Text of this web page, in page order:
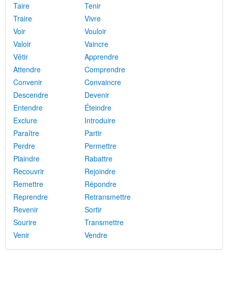
Taire
Tenir
Traire
Vivre
Voir
Vouloir
Valoir
Vaincre
Vêtir
Apprendre
Attendre
Comprendre
Convenir
Convaincre
Descendre
Devenir
Entendre
Éteindre
Exclure
Introduire
Paraître
Partir
Perdre
Permettre
Plaindre
Rabattre
Recouvrir
Rejoindre
Remettre
Répondre
Reprendre
Retransmettre
Revenir
Sortir
Sourire
Transmettre
Venir
Vendre